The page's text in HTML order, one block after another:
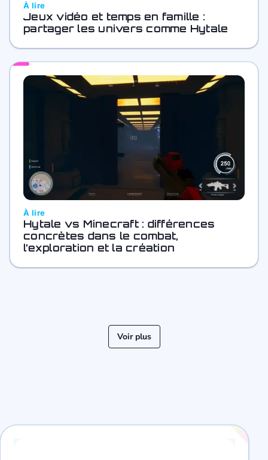
À lire
Jeux vidéo et temps en famille :
partager les univers comme Hytale
À lire
Hytale vs Minecraft : différences
concrètes dans le combat,
l’exploration et la création
Voir plus
« Précédent